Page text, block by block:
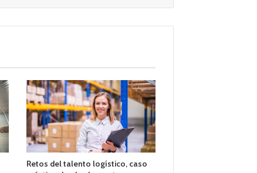
Retos del talento logístico, caso